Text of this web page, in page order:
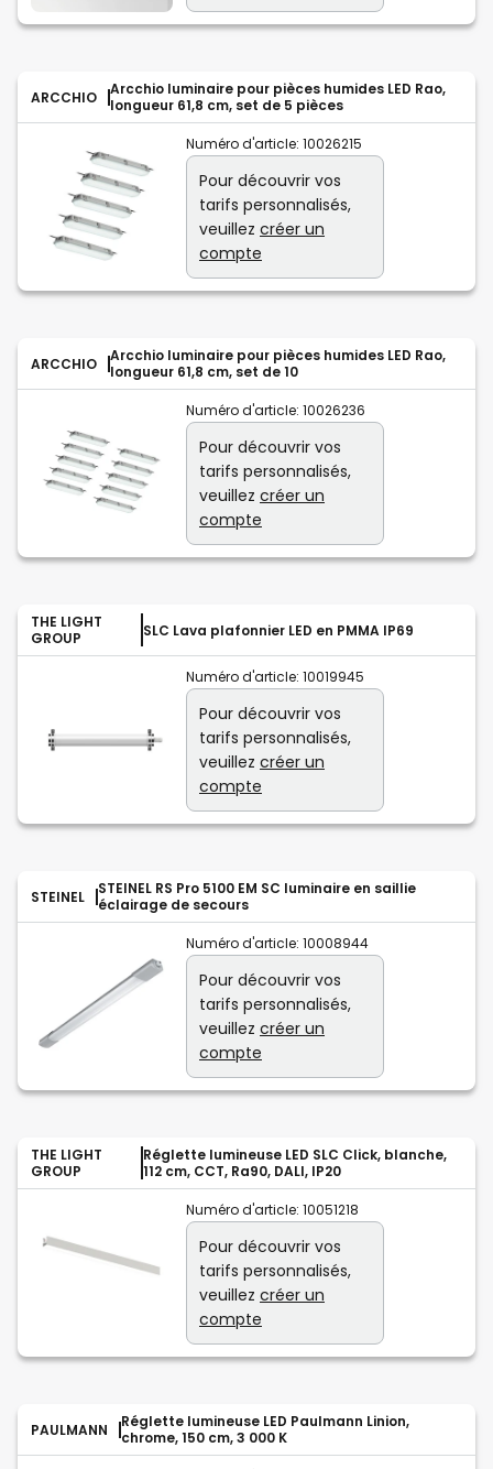
ARCCHIO
Arcchio luminaire pour pièces humides LED Rao,
longueur 61,8 cm, set de 5 pièces
Numéro d'article: 10026215
Pour découvrir vos
tarifs personnalisés,
veuillez créer un
compte
ARCCHIO
Arcchio luminaire pour pièces humides LED Rao,
longueur 61,8 cm, set de 10
Numéro d'article: 10026236
Pour découvrir vos
tarifs personnalisés,
veuillez créer un
compte
THE LIGHT
GROUP
SLC Lava plafonnier LED en PMMA IP69
Numéro d'article: 10019945
Pour découvrir vos
tarifs personnalisés,
veuillez créer un
compte
STEINEL
STEINEL RS Pro 5100 EM SC luminaire en saillie
éclairage de secours
Numéro d'article: 10008944
Pour découvrir vos
tarifs personnalisés,
veuillez créer un
compte
THE LIGHT
GROUP
Réglette lumineuse LED SLC Click, blanche,
112 cm, CCT, Ra90, DALI, IP20
Numéro d'article: 10051218
Pour découvrir vos
tarifs personnalisés,
veuillez créer un
compte
PAULMANN
Réglette lumineuse LED Paulmann Linion,
chrome, 150 cm, 3 000 K